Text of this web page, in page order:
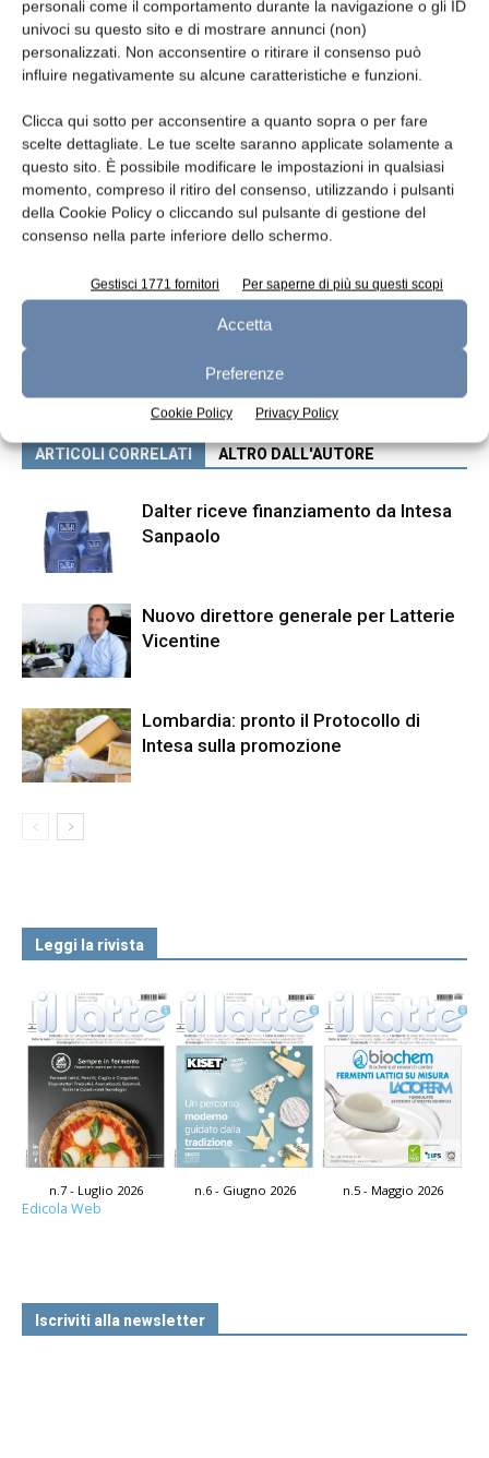
personali come il comportamento durante la navigazione o gli ID
univoci su questo sito e di mostrare annunci (non)
personalizzati. Non acconsentire o ritirare il consenso può
influire negativamente su alcune caratteristiche e funzioni.
Clicca qui sotto per acconsentire a quanto sopra o per fare
scelte dettagliate. Le tue scelte saranno applicate solamente a
questo sito. È possibile modificare le impostazioni in qualsiasi
momento, compreso il ritiro del consenso, utilizzando i pulsanti
della Cookie Policy o cliccando sul pulsante di gestione del
consenso nella parte inferiore dello schermo.
Gestisci 1771 fornitori Per saperne di più su questi scopi
Accetta
Preferenze
Cookie Policy Privacy Policy
per limitare la concorrenza globale”.
Microcapsule di siero di latte
come veicolo di riboflavina
Il Grana Padano al vertice della
ARTICOLI CORRELATI ALTRO DALL'AUTORE
Dalter riceve finanziamento da Intesa
Sanpaolo
Nuovo direttore generale per Latterie
Vicentine
Lombardia: pronto il Protocollo di
Intesa sulla promozione
Leggi la rivista
n.7 - Luglio 2026 n.6 - Giugno 2026 n.5 - Maggio 2026
Edicola Web
Iscriviti alla newsletter